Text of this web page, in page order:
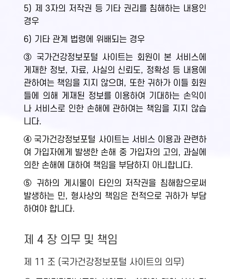
5) 제 3자의 저작권 등 기타 권리를 침해하는 내용인
경우
6) 기타 관계 법령에 위배되는 경우
③ 국가건강정보포털 사이트는 회원이 본 서비스에
게재한 정보, 자료, 사실의 신뢰도, 정확성 등 내용에
관하여는 책임을 지지 않으며, 또한 귀하가 이들 회원
들에 의해 게재된 정보를 이용하여 기대하는 손익이
나 서비스로 인한 손해에 관하여는 책임을 지지 않습
니다.
④ 국가건강정보포털 사이트는 서비스 이용과 관련하
여 가입자에게 발생한 손해 중 가입자의 고의, 과실에
의한 손해에 대하여 책임을 부담하지 아니합니다.
⑤ 귀하의 게시물이 타인의 저작권을 침해함으로써
발생하는 민, 형사상의 책임은 전적으로 귀하가 부담
하여야 합니다.
제 4 장 의무 및 책임
제 11 조 (국가건강정보포털 사이트의 의무)